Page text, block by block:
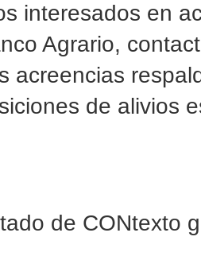
interesados en
Agrario,
acreencias
de alivios
de CONtexto